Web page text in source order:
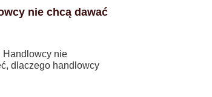
nie chcą dawać
Handlowcy nie
dlaczego handlowcy